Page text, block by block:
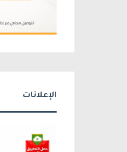
الإعلانات